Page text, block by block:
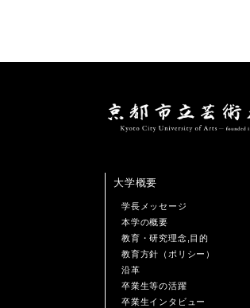
大学概要
学長メッセージ
本学の概要
教育・研究理念,目的
教育方針（ポリシー）
沿革
卒業生等の活躍
卒業生インタビュー